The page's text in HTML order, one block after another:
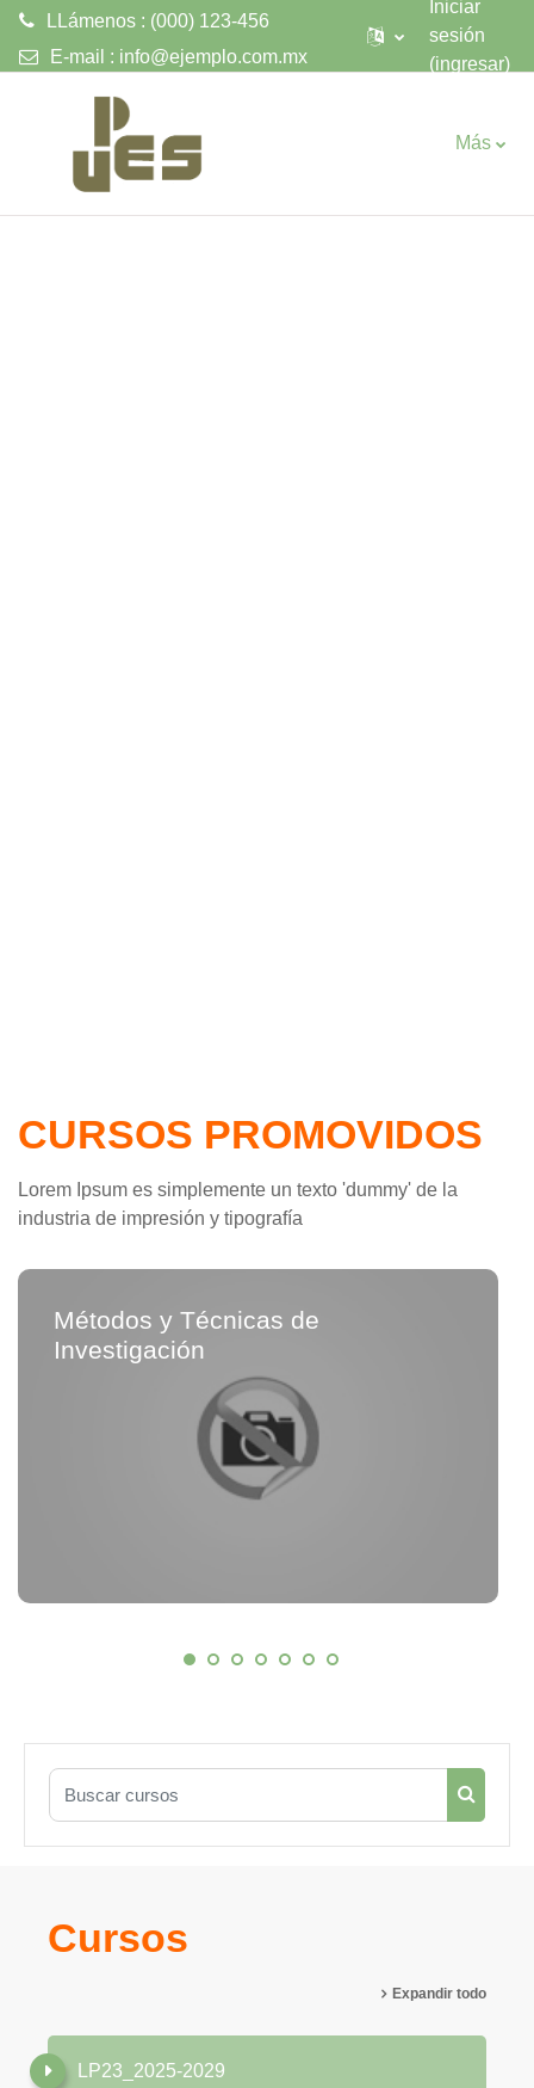
LLámenos : (000) 123-456
E-mail : info@ejemplo.com.mx
Iniciar
sesión
(ingresar)
Más
CURSOS PROMOVIDOS
Lorem Ipsum es simplemente un texto 'dummy' de la
industria de impresión y tipografía
Métodos y Técnicas de
Investigación
Buscar cursos
Buscar
Cursos
Expandir todo
LP23_2025-2029